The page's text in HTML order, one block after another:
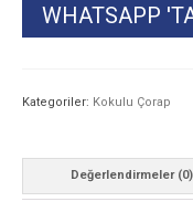
WHATSAPP
Kategoriler: Kokulu Çorap
Değerlendirmeler (0)